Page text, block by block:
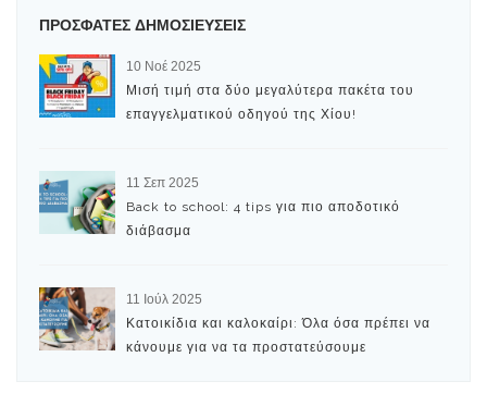
ΠΡΟΣΦΑΤΕΣ ΔΗΜΟΣΙΕΥΣΕΙΣ
10 Νοέ 2025
Μισή τιμή στα δύο μεγαλύτερα πακέτα του
επαγγελματικού οδηγού της Χίου!
11 Σεπ 2025
Back to school: 4 tips για πιο αποδοτικό
διάβασμα
11 Ιούλ 2025
Κατοικίδια και καλοκαίρι: Όλα όσα πρέπει να
κάνουμε για να τα προστατεύσουμε